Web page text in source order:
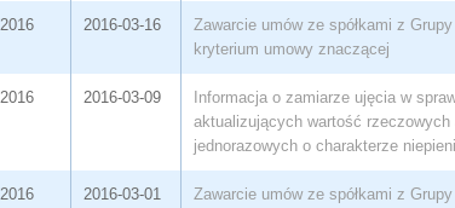
2016-03-16
Zawarcie umów ze spółkami z
kryterium umowy znaczącej
2016-03-09
Informacja o zamiarze ujęcia w
aktualizujących wartość rzeczowych
jednorazowych o charakterze
2016-03-01
Zawarcie umów ze spółkami z